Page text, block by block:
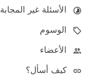
الأسئلة غير المجابة
الوسوم
الأعضاء
كيف أسأل؟